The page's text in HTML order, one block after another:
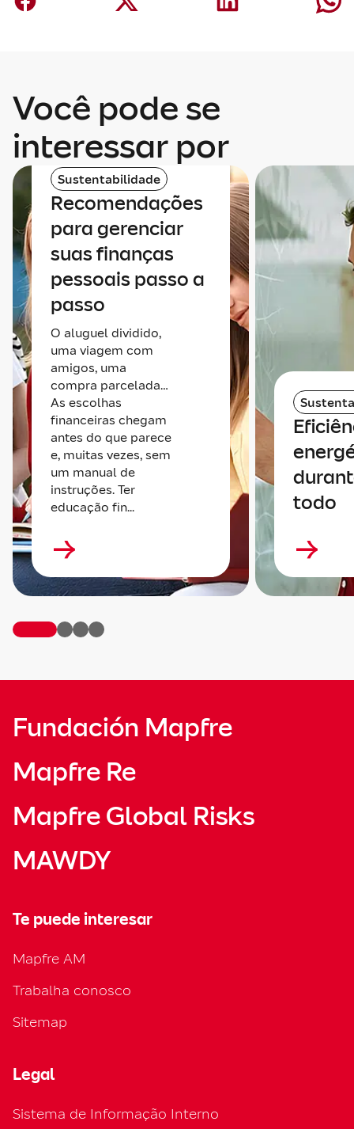
Você pode se
interessar por
Sustentabilidade
Recomendações
para gerenciar
suas finanças
pessoais passo a
passo
O aluguel dividido,
uma viagem com
amigos, uma
compra parcelada…
As escolhas
financeiras chegam
antes do que parece
e, muitas vezes, sem
um manual de
instruções. Ter
educação fin...
todo
Fundación Mapfre
Mapfre Re
Mapfre Global Risks
MAWDY
Te puede interesar
Mapfre AM
Trabalha conosco
Sitemap
Legal
Sistema de Informação Interno